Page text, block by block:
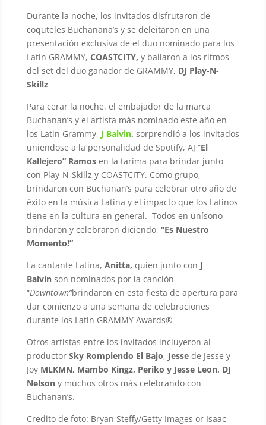
Durante la noche, los invitados disfrutaron de
coquteles Buchanana’s y se deleitaron en una
presentación exclusiva de el duo nominado para los
Latin GRAMMY, COASTCITY, y bailaron a los ritmos
del set del duo ganador de GRAMMY, DJ Play-N-
Skillz
Para cerar la noche, el embajador de la marca
Buchanan’s y el artista más nominado este año en
los Latin Grammy, J Balvin, sorprendió a los invitados
uniendose a la personalidad de Spotify, AJ “El
Kallejero” Ramosen la tarima para brindar junto
con Play-N-Skillz y COASTCITY. Como grupo,
brindaron con Buchanan’s para celebrar otro año de
éxito en la música Latina y el impacto que los Latinos
tiene en la cultura en general. Todos en unísono
brindaron y celebraron diciendo, “Es Nuestro
Momento!”
La cantante Latina, Anitta, quien junto con J
Balvinson nominados por la canción
“Downtown”brindaron en esta fiesta de apertura para
dar comienzo a una semana de celebraciones
durante los Latin GRAMMY Awards®
Otros artistas entre los invitados incluyeron al
productor Sky Rompiendo El Bajo, Jessede Jesse y
Joy MLKMN, Mambo Kingz, Periko y Jesse Leon, DJ
Nelsony muchos otros más celebrando con
Buchanan’s.
Credito de foto: Bryan Steffy/Getty Images or Isaac